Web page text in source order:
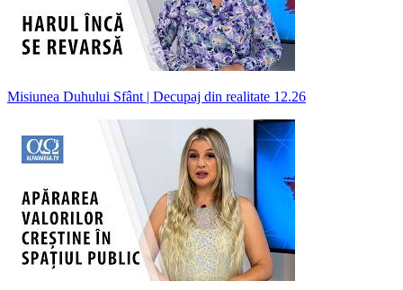
Misiunea Duhului Sfânt | Decupaj din realitate 12.26